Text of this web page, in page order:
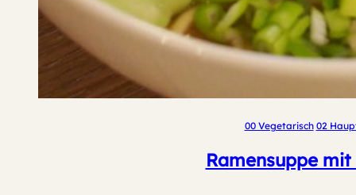
00 Vegetarisch 02
Ramensuppe